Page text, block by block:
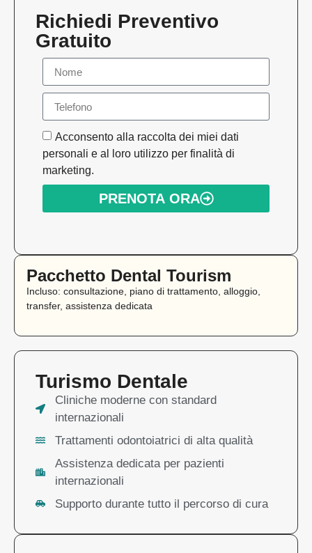
Richiedi Preventivo
Gratuito
Acconsento alla raccolta dei miei dati
personali e al loro utilizzo per finalità di
marketing.
PRENOTA ORA
Pacchetto Dental Tourism
Incluso: consultazione, piano di trattamento, alloggio,
transfer, assistenza dedicata
Turismo Dentale
Cliniche moderne con standard
internazionali
Trattamenti odontoiatrici di alta qualità
Assistenza dedicata per pazienti
internazionali
Supporto durante tutto il percorso di cura